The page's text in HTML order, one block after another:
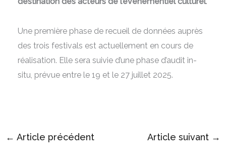
Une première phase de recueil de données auprès
des trois festivals est actuellement en cours de
réalisation. Elle sera suivie d’une phase d’audit in-
situ, prévue entre le 19 et le 27 juillet 2025.
← Article précédent Article suivant →